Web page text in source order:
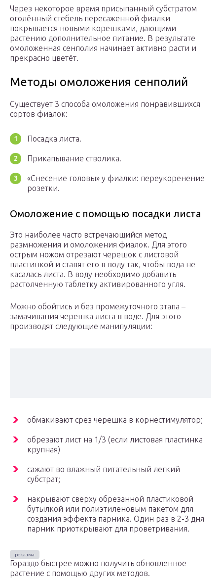
Через некоторое время присыпанный субстратом
оголённый стебель пересаженной фиалки
покрывается новыми корешками, дающими
растению дополнительное питание. В результате
омоложенная сенполия начинает активно расти и
прекрасно цветёт.
Методы омоложения сенполий
Существует 3 способа омоложения понравившихся
сортов фиалок:
Посадка листа.
Прикапывание стволика.
«Снесение головы» у фиалки: переукоренение
розетки.
Омоложение с помощью посадки листа
Это наиболее часто встречающийся метод
размножения и омоложения фиалок. Для этого
острым ножом отрезают черешок с листовой
пластинкой и ставят его в воду так, чтобы вода не
касалась листа. В воду необходимо добавить
растолченную таблетку активированного угля.
Можно обойтись и без промежуточного этапа –
замачивания черешка листа в воде. Для этого
производят следующие манипуляции:
обмакивают срез черешка в корнестимулятор;
обрезают лист на 1/3 (если листовая пластинка
крупная)
сажают во влажный питательный легкий
субстрат;
накрывают сверху обрезанной пластиковой
бутылкой или полиэтиленовым пакетом для
создания эффекта парника. Один раз в 2-3 дня
парник приоткрывают для проветривания.
Гораздо быстрее можно получить обновленное
растение с помощью других методов.